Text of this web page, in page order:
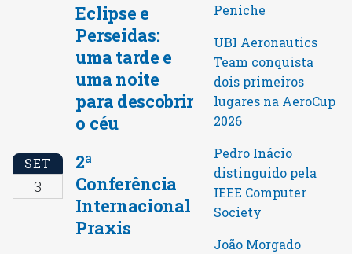
Eclipse e
Perseidas:
uma tarde e
uma noite
para descobrir
o céu
SET
3
2ª
Conferência
Internacional
Praxis
Peniche
UBI Aeronautics
Team conquista
dois primeiros
lugares na AeroCup
2026
Pedro Inácio
distinguido pela
IEEE Computer
Society
João Morgado